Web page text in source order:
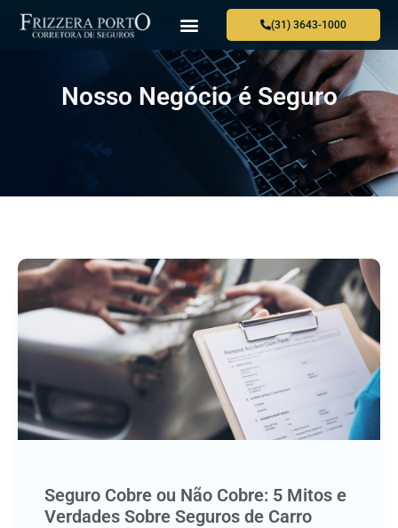
(31) 3643-1000
Nosso Negócio é Seguro
Seguro Cobre ou Não Cobre: 5 Mitos e
Verdades Sobre Seguros de Carro